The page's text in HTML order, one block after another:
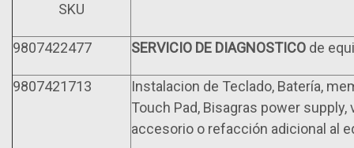
SKU
9807422477 SERVICIO DE DIAGNOSTICO de
9807421713
Instalacion de Teclado, Batería,
Touch Pad, Bisagras power
accesorio o refacción adicional al